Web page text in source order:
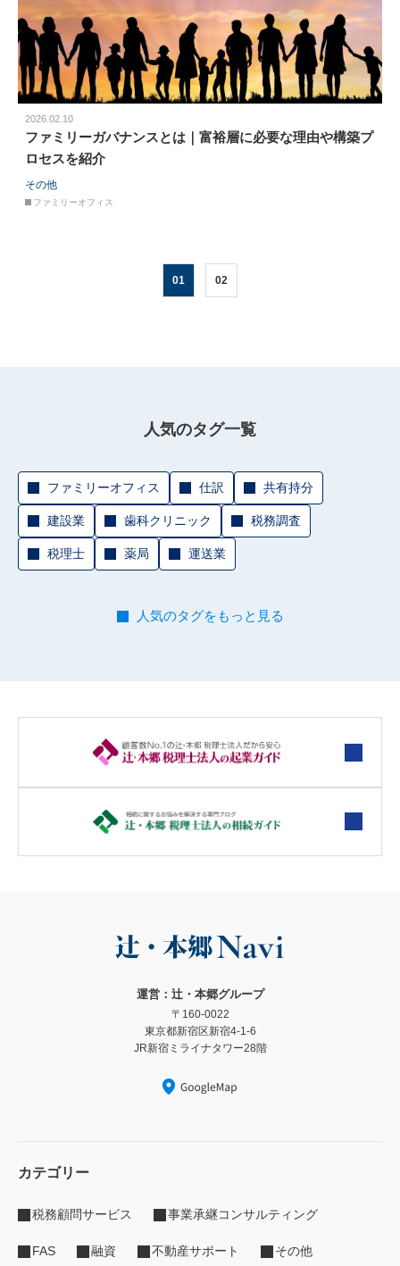
2026.02.10
ファミリーガバナンスとは｜富裕層に必要な理由や構築プ
ロセスを紹介
その他
ファミリーオフィス
01 02
人気のタグ一覧
ファミリーオフィス 仕訳 共有持分
建設業 歯科クリニック 税務調査
税理士 薬局 運送業
人気のタグをもっと見る
運営：辻・本郷グループ
〒160-0022
東京都新宿区新宿4-1-6
JR新宿ミライナタワー28階
カテゴリー
税務顧問サービス 事業承継コンサルティング
FAS 融資 不動産サポート その他